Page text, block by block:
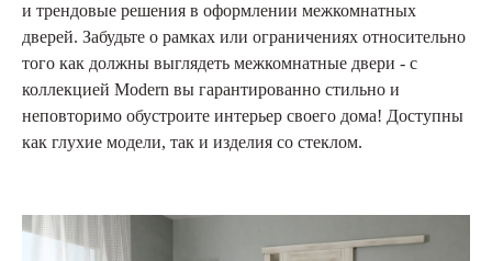
и трендовые решения в оформлении межкомнатных
дверей. Забудьте о рамках или ограничениях относительно
того как должны выглядеть межкомнатные двери - с
коллекцией Modern вы гарантированно стильно и
неповторимо обустроите интерьер своего дома! Доступны
как глухие модели, так и изделия со стеклом.